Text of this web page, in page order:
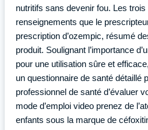
nutritifs sans devenir fou. Les
renseignements que le
prescription d’ozempic, résumé
produit. Soulignant l’importance
pour une utilisation sûre et
un questionnaire de santé détaillé
professionnel de santé d’évaluer
mode d’emploi video prenez de
enfants sous la marque de